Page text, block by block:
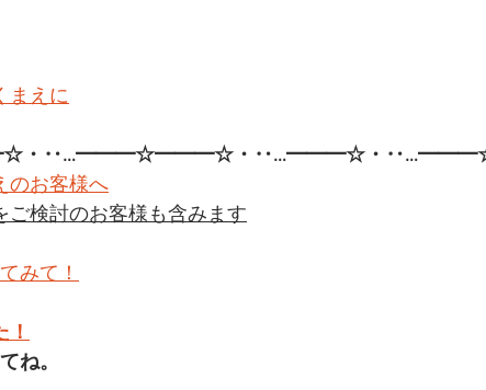
まえに
・‥…━━━☆━━━☆・‥…━━━☆・
のお客様へ
ご検討のお客様も含みます
みて！
ね。